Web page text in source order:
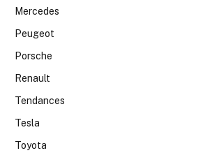
Mercedes
Peugeot
Porsche
Renault
Tendances
Tesla
Toyota